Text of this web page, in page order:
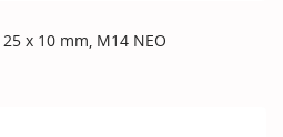
x 10 mm, M14 NEO